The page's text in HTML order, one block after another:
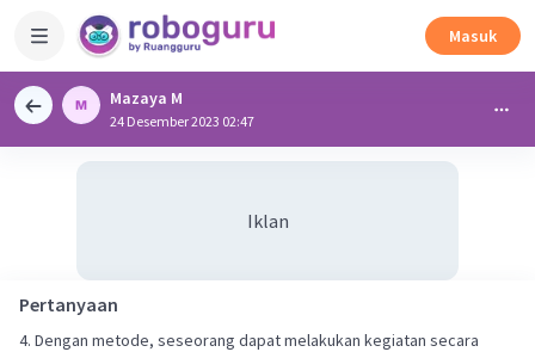
Masuk
Mazaya M
24 Desember 2023 02:47
Iklan
Pertanyaan
4. Dengan metode, seseorang dapat melakukan kegiatan secara